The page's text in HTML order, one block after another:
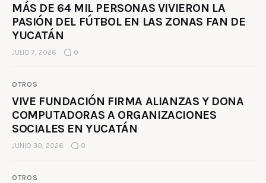
MÁS DE 64 MIL PERSONAS VIVIERON LA
PASIÓN DEL FÚTBOL EN LAS ZONAS FAN DE
YUCATÁN
JULIO 7, 2026 0
OTROS
VIVE FUNDACIÓN FIRMA ALIANZAS Y DONA
COMPUTADORAS A ORGANIZACIONES
SOCIALES EN YUCATÁN
JUNIO 30, 2026 0
OTROS